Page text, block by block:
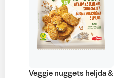
Veggie nuggets heljda &